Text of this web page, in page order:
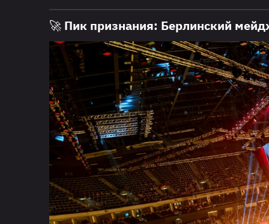
🚀 Пик признания: Берлинский